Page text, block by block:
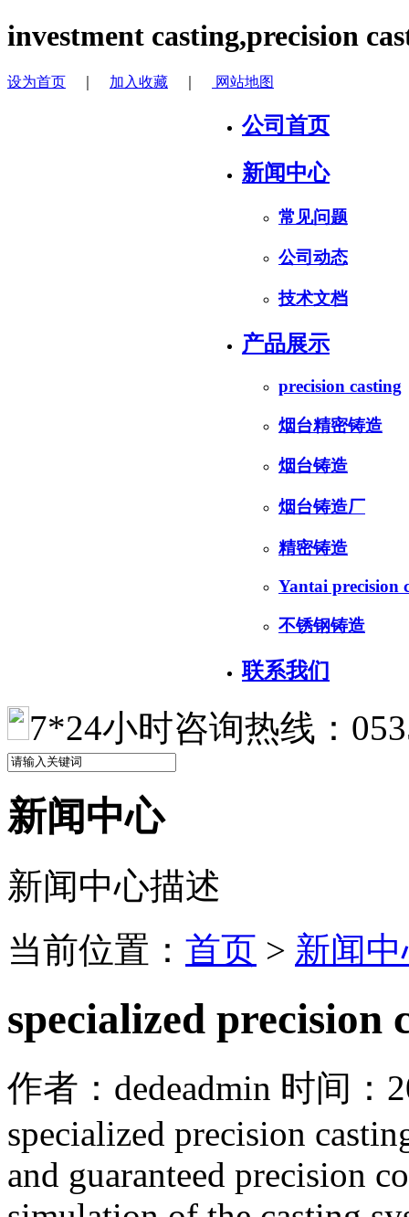
investment casting,precision
设为首页 加入收藏 网站地图
公司首页
新闻中心
常见问题
公司动态
技术文档
产品展示
precision casting
烟台精密铸造
烟台铸造
烟台铸造厂
精密铸造
Yantai precision
不锈钢铸造
联系我们
7*24小时咨询热线：
新闻中心
新闻中心描述
当前位置： 首页 > 新闻
specialized precision
作者：dedeadmin 时间：
specialized precision
and guaranteed precision